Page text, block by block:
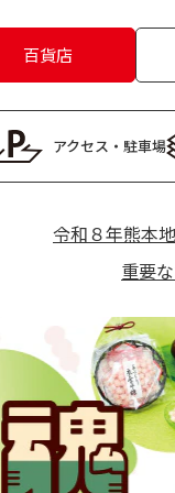
百貨店
アクセス・ 駐車場
令和８年熊本
重要